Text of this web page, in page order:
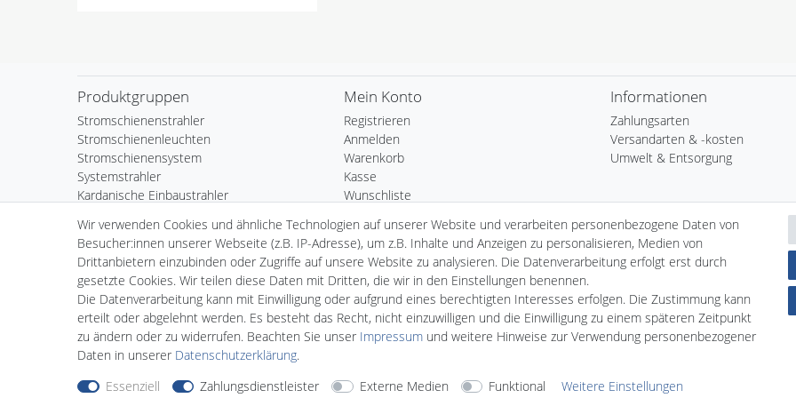
Produktgruppen
Stromschienenstrahler
Stromschienenleuchten
Stromschienensystem
Systemstrahler
Kardanische Einbaustrahler
LED Panels
LED Alu-Klapprahmen
Hallenleuchten
Erdspießstrahler
LED Schläuche
LED Stripes
Lightech Connect SmartShop
Mein Konto
Registrieren
Anmelden
Warenkorb
Kasse
Wunschliste
Informationen
Zahlungsarten
Versandarten & -kosten
Umwelt & Entsorgung
Nehmen SieKontaktmit uns auf Zahlungsarten Versandarten
Wir verwenden Cookies und ähnliche Technologien auf unserer Website und verarbeiten personenbezogene Daten von
Besucher:innen unserer Webseite (z.B. IP-Adresse), um z.B. Inhalte und Anzeigen zu personalisieren, Medien von
Drittanbietern einzubinden oder Zugriffe auf unsere Website zu analysieren. Die Datenverarbeitung erfolgt erst durch
gesetzte Cookies. Wir teilen diese Daten mit Dritten, die wir in den Einstellungen benennen.
Die Datenverarbeitung kann mit Einwilligung oder aufgrund eines berechtigten Interesses erfolgen. Die Zustimmung kann
erteilt oder abgelehnt werden. Es besteht das Recht, nicht einzuwilligen und die Einwilligung zu einem späteren Zeitpunkt
zu ändern oder zu widerrufen. Beachten Sie unser Impressum und weitere Hinweise zur Verwendung personenbezogener
Daten in unserer Daten­schutz­erklärung.
Essenziell
Zahlungsdienstleister Externe Medien Funktional Weitere Einstellungen